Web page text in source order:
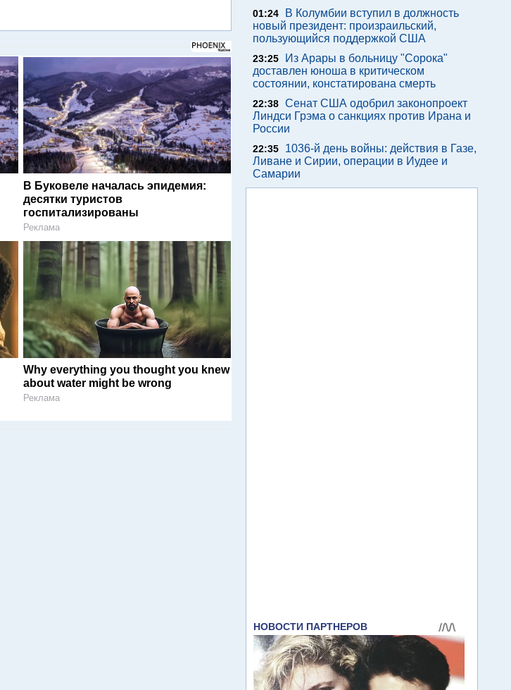
В Буковеле началась эпидемия:
десятки туристов
госпитализированы
Реклама
Why everything you thought you knew
about water might be wrong
Реклама
01:24
В Колумбии вступил в должность
новый президент: произраильский,
пользующийся поддержкой США
23:25
Из Арары в больницу "Сорока"
доставлен юноша в критическом
состоянии, констатирована смерть
22:38 Сенат США одобрил законопроект
Линдси Грэма о санкциях против Ирана и
России
22:35
1036-й день войны: действия в Газе,
Ливане и Сирии, операции в Иудее и
Самарии